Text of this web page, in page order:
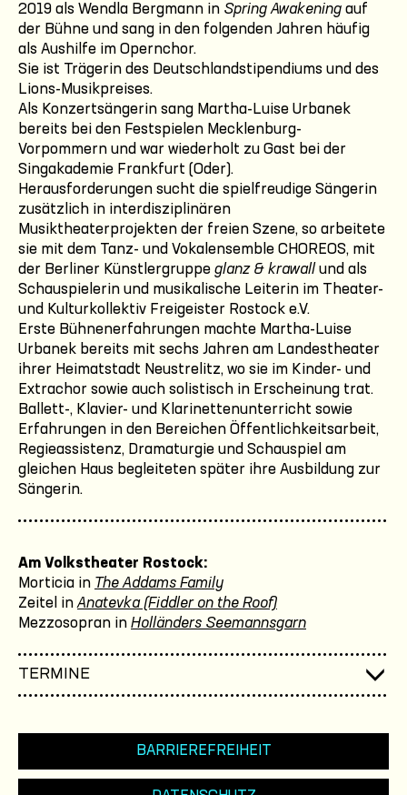
2019 als Wendla Bergmann in Spring Awakening auf
der Bühne und sang in den folgenden Jahren häufig
als Aushilfe im Opernchor.
Sie ist Trägerin des Deutschlandstipendiums und des
Lions-Musikpreises.
Als Konzertsängerin sang Martha-Luise Urbanek
bereits bei den Festspielen Mecklenburg-
Vorpommern und war wiederholt zu Gast bei der
Singakademie Frankfurt (Oder).
Herausforderungen sucht die spielfreudige Sängerin
zusätzlich in interdisziplinären
Musiktheaterprojekten der freien Szene, so arbeitete
sie mit dem Tanz- und Vokalensemble CHOREOS, mit
der Berliner Künstlergruppe glanz & krawall und als
Schauspielerin und musikalische Leiterin im Theater-
und Kulturkollektiv Freigeister Rostock e.V.
Erste Bühnenerfahrungen machte Martha-Luise
Urbanek bereits mit sechs Jahren am Landestheater
ihrer Heimatstadt Neustrelitz, wo sie im Kinder- und
Extrachor sowie auch solistisch in Erscheinung trat.
Ballett-, Klavier- und Klarinettenunterricht sowie
Erfahrungen in den Bereichen Öffentlichkeitsarbeit,
Regieassistenz, Dramaturgie und Schauspiel am
gleichen Haus begleiteten später ihre Ausbildung zur
Sängerin.
Am Volkstheater Rostock:
Morticia in The Addams Family
Zeitel in Anatevka (Fiddler on the Roof)
Mezzosopran in Holländers Seemannsgarn
TERMINE
BARRIEREFREIHEIT